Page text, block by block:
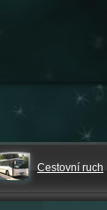
Cestovní ruch